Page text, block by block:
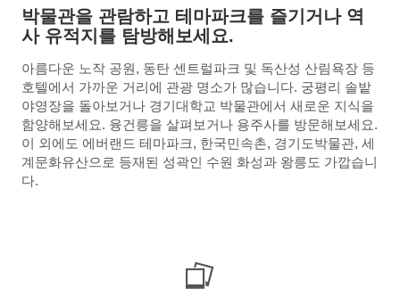
박물관을 관람하고 테마파크를 즐기거나 역
사 유적지를 탐방해보세요.
아름다운 노작 공원, 동탄 센트럴파크 및 독산성 산림욕장 등
호텔에서 가까운 거리에 관광 명소가 많습니다. 궁평리 솔밭
야영장을 돌아보거나 경기대학교 박물관에서 새로운 지식을
함양해보세요. 융건릉을 살펴보거나 용주사를 방문해보세요.
이 외에도 에버랜드 테마파크, 한국민속촌, 경기도박물관, 세
계문화유산으로 등재된 성곽인 수원 화성과 왕릉도 가깝습니
다.